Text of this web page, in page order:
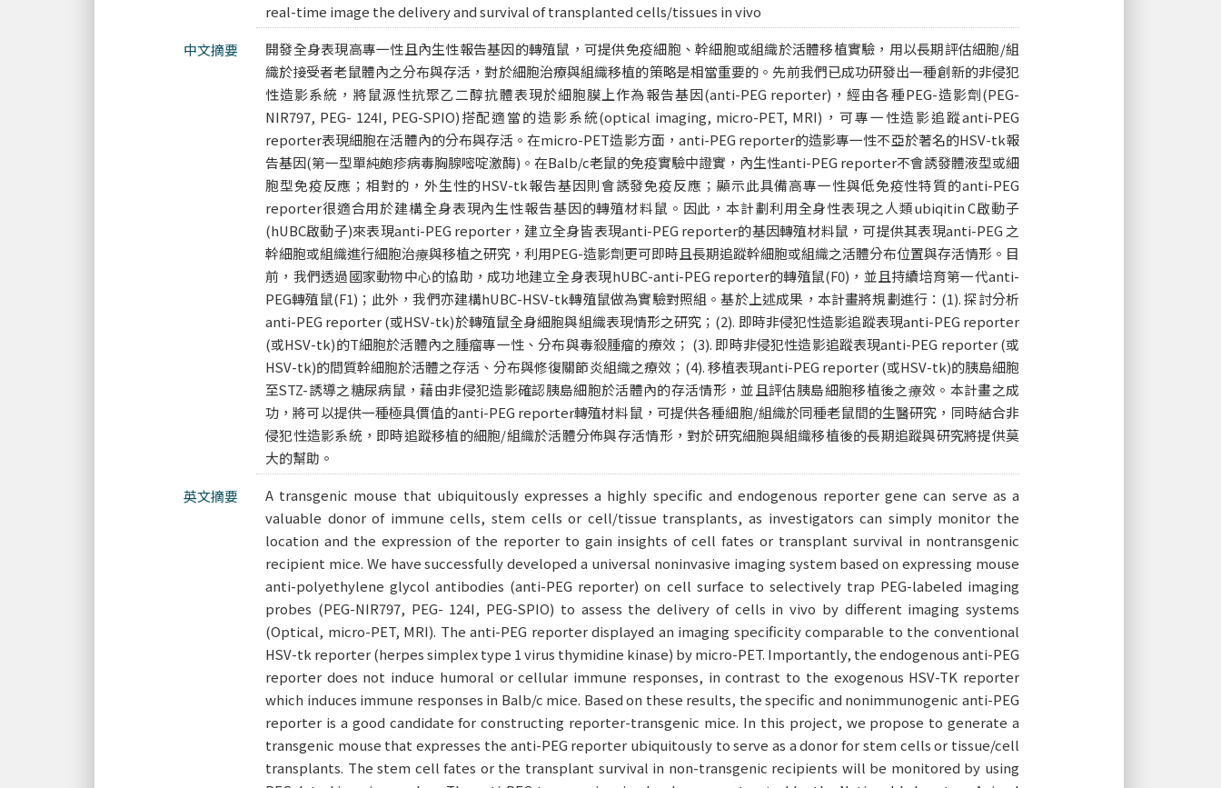
real-time image the delivery and survival of transplanted cells/tissues in vivo
中文摘要
開發全身表現高專一性且內生性報告基因的轉殖鼠，可提供免疫細胞、幹細胞或組織於活體移植實驗，用以長期評估細胞/組
織於接受者老鼠體內之分布與存活，對於細胞治療與組織移植的策略是相當重要的。先前我們已成功研發出一種創新的非侵犯
性造影系統，將鼠源性抗聚乙二醇抗體表現於細胞膜上作為報告基因(anti-PEG reporter)，經由各種PEG-造影劑(PEG-
NIR797, PEG- 124I, PEG-SPIO)搭配適當的造影系統(optical imaging, micro-PET, MRI)，可專一性造影追蹤anti-PEG
reporter表現細胞在活體內的分布與存活。在micro-PET造影方面，anti-PEG reporter的造影專一性不亞於著名的HSV-tk報
告基因(第一型單純皰疹病毒胸腺嘧啶激酶)。在Balb/c老鼠的免疫實驗中證實，內生性anti-PEG reporter不會誘發體液型或細
胞型免疫反應；相對的，外生性的HSV-tk報告基因則會誘發免疫反應；顯示此具備高專一性與低免疫性特質的anti-PEG
reporter很適合用於建構全身表現內生性報告基因的轉殖材料鼠。因此，本計劃利用全身性表現之人類ubiqitin C啟動子
(hUBC啟動子)來表現anti-PEG reporter，建立全身皆表現anti-PEG reporter的基因轉殖材料鼠，可提供其表現anti-PEG 之
幹細胞或組織進行細胞治療與移植之研究，利用PEG-造影劑更可即時且長期追蹤幹細胞或組織之活體分布位置與存活情形。目
前，我們透過國家動物中心的協助，成功地建立全身表現hUBC-anti-PEG reporter的轉殖鼠(F0)，並且持續培育第一代anti-
PEG轉殖鼠(F1)；此外，我們亦建構hUBC-HSV-tk轉殖鼠做為實驗對照組。基於上述成果，本計畫將規劃進行：(1). 探討分析
anti-PEG reporter (或HSV-tk)於轉殖鼠全身細胞與組織表現情形之研究；(2). 即時非侵犯性造影追蹤表現anti-PEG reporter
(或HSV-tk)的T細胞於活體內之腫瘤專一性、分布與毒殺腫瘤的療效； (3). 即時非侵犯性造影追蹤表現anti-PEG reporter (或
HSV-tk)的間質幹細胞於活體之存活、分布與修復關節炎組織之療效；(4). 移植表現anti-PEG reporter (或HSV-tk)的胰島細胞
至STZ-誘導之糖尿病鼠，藉由非侵犯造影確認胰島細胞於活體內的存活情形，並且評估胰島細胞移植後之療效。本計畫之成
功，將可以提供一種極具價值的anti-PEG reporter轉殖材料鼠，可提供各種細胞/組織於同種老鼠間的生醫研究，同時結合非
侵犯性造影系統，即時追蹤移植的細胞/組織於活體分佈與存活情形，對於研究細胞與組織移植後的長期追蹤與研究將提供莫
大的幫助。
英文摘要
A transgenic mouse that ubiquitously expresses a highly specific and endogenous reporter gene can serve as a
valuable donor of immune cells, stem cells or cell/tissue transplants, as investigators can simply monitor the
location and the expression of the reporter to gain insights of cell fates or transplant survival in nontransgenic
recipient mice. We have successfully developed a universal noninvasive imaging system based on expressing mouse
anti-polyethylene glycol antibodies (anti-PEG reporter) on cell surface to selectively trap PEG-labeled imaging
probes (PEG-NIR797, PEG- 124I, PEG-SPIO) to assess the delivery of cells in vivo by different imaging systems
(Optical, micro-PET, MRI). The anti-PEG reporter displayed an imaging specificity comparable to the conventional
HSV-tk reporter (herpes simplex type 1 virus thymidine kinase) by micro-PET. Importantly, the endogenous anti-PEG
reporter does not induce humoral or cellular immune responses, in contrast to the exogenous HSV-TK reporter
which induces immune responses in Balb/c mice. Based on these results, the specific and nonimmunogenic anti-PEG
reporter is a good candidate for constructing reporter-transgenic mice. In this project, we propose to generate a
transgenic mouse that expresses the anti-PEG reporter ubiquitously to serve as a donor for stem cells or tissue/cell
transplants. The stem cell fates or the transplant survival in non-transgenic recipients will be monitored by using